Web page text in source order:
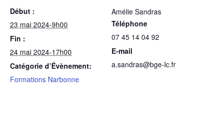
Début :
23 mai 2024-9h00
Fin :
24 mai 2024-17h00
Catégorie d’Évènement:
Formations Narbonne
Amélie Sandras
Téléphone
07 45 14 04 92
E-mail
a.sandras@bge-lc.fr